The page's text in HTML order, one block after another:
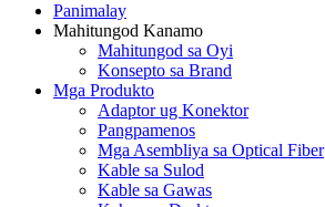
Panimalay
Mahitungod Kanamo
Mahitungod sa Oyi
Konsepto sa Brand
Mga Produkto
Adaptor ug Konektor
Pangpamenos
Mga Asembliya sa Optical Fiber
Kable sa Sulod
Kable sa Gawas